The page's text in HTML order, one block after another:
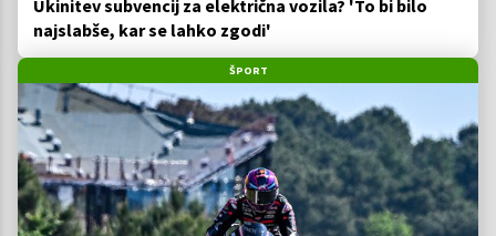
Ukinitev subvencij za električna vozila? 'To bi bilo
najslabše, kar se lahko zgodi'
ŠPORT